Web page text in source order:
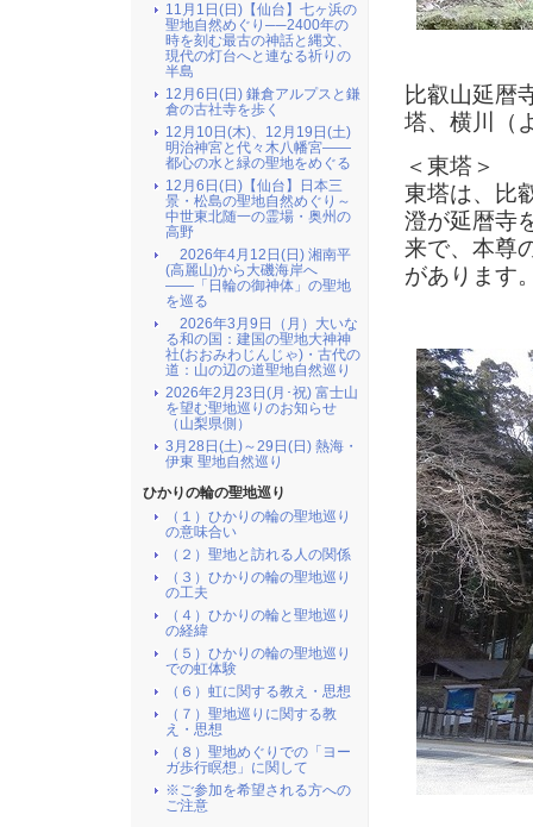
比叡山延暦
塔、横川（
＜東塔＞
東塔は、比
澄が延暦寺
来で、本尊
があります
11月1日(日)【仙台】七ヶ浜の
聖地自然めぐり──2400年の
時を刻む最古の神話と縄文、
現代の灯台へと連なる祈りの
半島
12月6日(日) 鎌倉アルプスと鎌
倉の古社寺を歩く
12月10日(木)、12月19日(土)
明治神宮と代々木八幡宮――
都心の水と緑の聖地をめぐる
12月6日(日)【仙台】日本三
景・松島の聖地自然めぐり～
中世東北随一の霊場・奥州の
高野
2026年4月12日(日) 湘南平
(高麗山)から大磯海岸へ
――「日輪の御神体」の聖地
を巡る
2026年3月9日（月）大いな
る和の国：建国の聖地大神神
社(おおみわじんじゃ)・古代の
道：山の辺の道聖地自然巡り
2026年2月23日(月･祝) 富士山
を望む聖地巡りのお知らせ
（山梨県側）
3月28日(土)～29日(日) 熱海・
伊東 聖地自然巡り
ひかりの輪の聖地巡り
（１）ひかりの輪の聖地巡り
の意味合い
（２）聖地と訪れる人の関係
（３）ひかりの輪の聖地巡り
の工夫
（４）ひかりの輪と聖地巡り
の経緯
（５）ひかりの輪の聖地巡り
での虹体験
（６）虹に関する教え・思想
（７）聖地巡りに関する教
え・思想
（８）聖地めぐりでの「ヨー
ガ歩行瞑想」に関して
※ご参加を希望される方への
ご注意